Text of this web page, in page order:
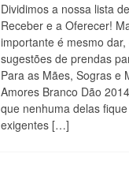
Dividimos a nossa lista
Receber e a Oferecer!
importante é mesmo
sugestões de prendas
Para as Mães, Sogras e
Amores Branco Dão
que nenhuma delas
exigentes […]